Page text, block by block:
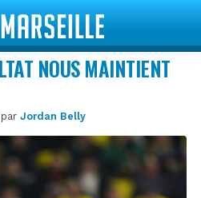
NOUS MAINTIENT
Jordan Belly